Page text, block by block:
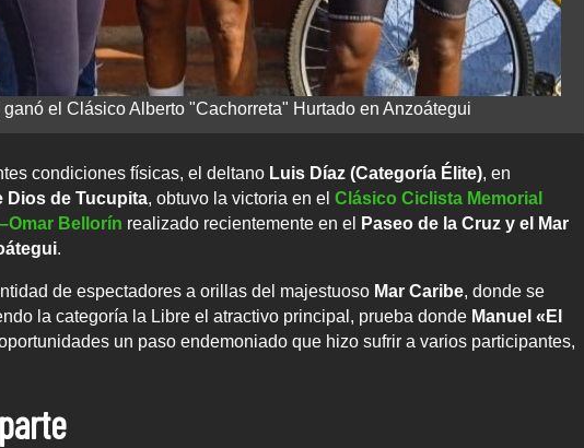
ganó el Clásico Alberto "Cachorreta" Hurtado en Anzoátegui
condiciones físicas, el deltano Luis Díaz (Categoría Élite), en
Dios de Tucupita, obtuvo la victoria en el Clásico Ciclista Memorial
Bellorín realizado recientemente en el
Paseo de la Cruz y el Mar
.
de espectadores a orillas del majestuoso Mar Caribe, donde se
la categoría la Libre el atractivo principal, prueba donde Manuel «El
un paso endemoniado que hizo sufrir a varios participantes,